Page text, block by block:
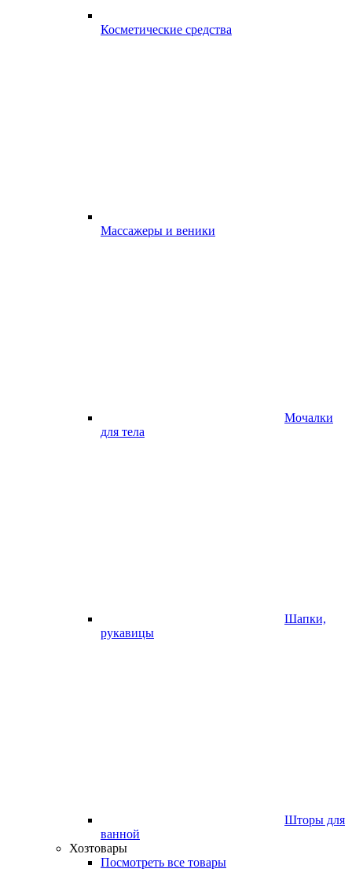
Косметические средства
Массажеры и веники
Мочалки
для тела
Шапки,
рукавицы
Шторы для
ванной
Хозтовары
Посмотреть все товары